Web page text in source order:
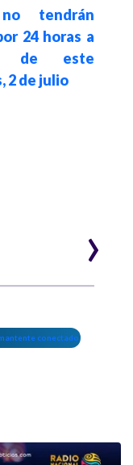
tendrán
24 horas a
de este
2 de julio
›
conectado